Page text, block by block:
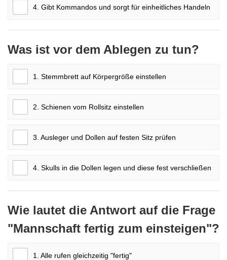
4. Gibt Kommandos und sorgt für einheitliches Handeln
Was ist vor dem Ablegen zu tun?
1. Stemmbrett auf Körpergröße einstellen
2. Schienen vom Rollsitz einstellen
3. Ausleger und Dollen auf festen Sitz prüfen
4. Skulls in die Dollen legen und diese fest verschließen
Wie lautet die Antwort auf die Frage
"Mannschaft fertig zum einsteigen"?
1. Alle rufen gleichzeitig "fertig"